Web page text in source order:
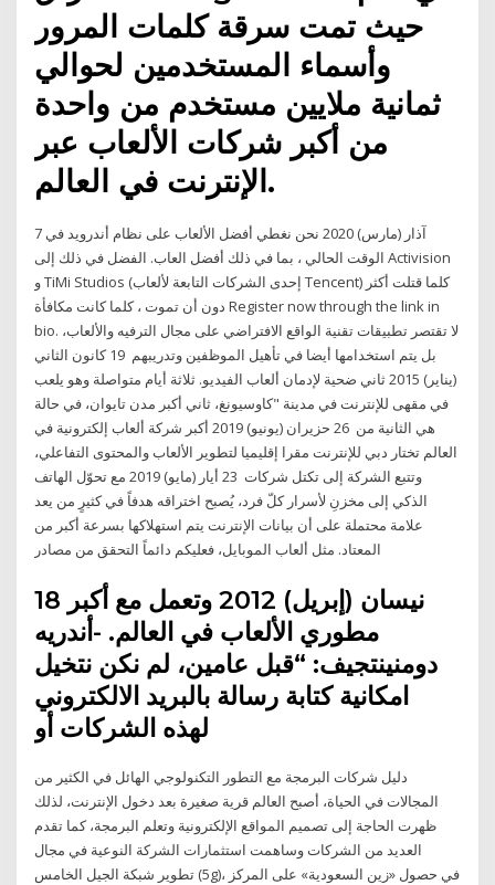
حيث تمت سرقة كلمات المرور
وأسماء المستخدمين لحوالي
ثمانية ملايين مستخدم من واحدة
من أكبر شركات الألعاب عبر
الإنترنت في العالم.
7 آذار (مارس) 2020 نحن نغطي أفضل الألعاب على نظام أندرويد في
الوقت الحالي ، بما في ذلك أفضل العاب. الفضل في ذلك إلى Activision
و TiMi Studios (إحدى الشركات التابعة لألعاب Tencent) كلما قتلت أكثر
دون أن تموت ، كلما كانت مكافأة Register now through the link in
bio. لا تقتصر تطبيقات تقنية الواقع الافتراضي على مجال الترفيه والألعاب،
بل يتم استخدامها أيضا في تأهيل الموظفين وتدريبهم 19 كانون الثاني
(يناير) 2015 ثاني ضحية لإدمان ألعاب الفيديو. ثلاثة أيام متواصلة وهو يلعب
في مقهى للإنترنت في مدينة "كاوسيونغ، ثاني أكبر مدن تايوان، في حالة
هي الثانية من 26 حزيران (يونيو) 2019 أكبر شركة ألعاب إلكترونية في
العالم تختار دبي للإنترنت مقرا إقليميا لتطوير الألعاب والمحتوى التفاعلي،
وتتبع الشركة إلى تكتل شركات 23 أيار (مايو) 2019 مع تحوّل الهاتف
الذكي إلى مخزنِ لأسرار كلّ فرد، يُصبح اختراقه هدفاً في كثيرٍ من يعد
علامة محتملة على أن بيانات الإنترنت يتم استهلاكها بسرعة أكبر من
المعتاد. مثل ألعاب الموبايل، فعليكم دائماً التحقق من مصادر
18 نيسان (إبريل) 2012 وتعمل مع أكبر
مطوري الألعاب في العالم. -أندريه
دومنينتجيف: “قبل عامين، لم نكن نتخيل
امكانية كتابة رسالة بالبريد الالكتروني
دليل شركات البرمجة مع التطور التكنولوجي الهائل في الكثير من
المجالات في الحياة، أصبح العالم قرية صغيرة بعد دخول الإنترنت، لذلك
ظهرت الحاجة إلى تصميم المواقع الإلكترونية وتعلم البرمجة، كما تقدم
العديد من الشركات وساهمت استثمارات الشركة النوعية في مجال
تطوير شبكة الجيل الخامس (5g)، في حصول «زين السعودية» على المركز